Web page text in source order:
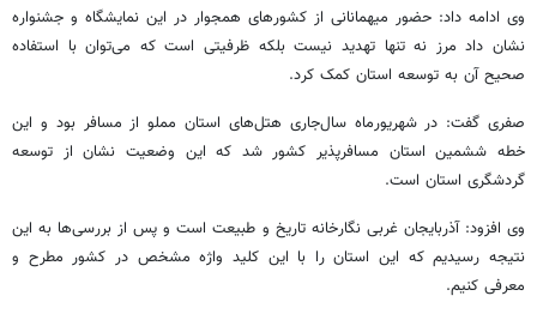
وی ادامه داد: حضور میهمانانی از کشورهای همجوار در این نمایشگاه و جشنواره
نشان داد مرز نه تنها تهدید نیست بلکه ظرفیتی است که می‌توان با استفاده
صحیح آن به توسعه استان کمک کرد.
صفری گفت: در شهریورماه سال‌جاری هتل‌های استان مملو از مسافر بود و این
خطهششمین استان مسافرپذیر کشور شد که این وضعیت نشان از توسعه
گردشگری استان است.
وی افزود: آذربایجان غربی نگارخانه تاریخ و طبیعت است و پس از بررسی‌ها به این
نتیجه رسیدیم که این استان را با این کلید واژه مشخص در کشور مطرح و
معرفی کنیم.